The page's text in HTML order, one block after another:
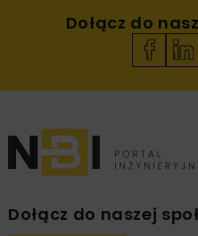
Dołącz do
Dołącz do naszej